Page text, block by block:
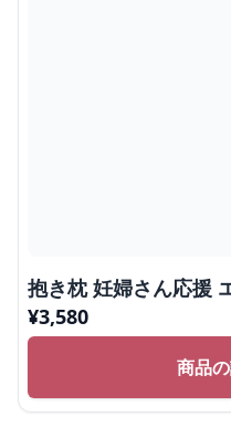
抱き枕 妊婦さん応援
¥3,580
商品